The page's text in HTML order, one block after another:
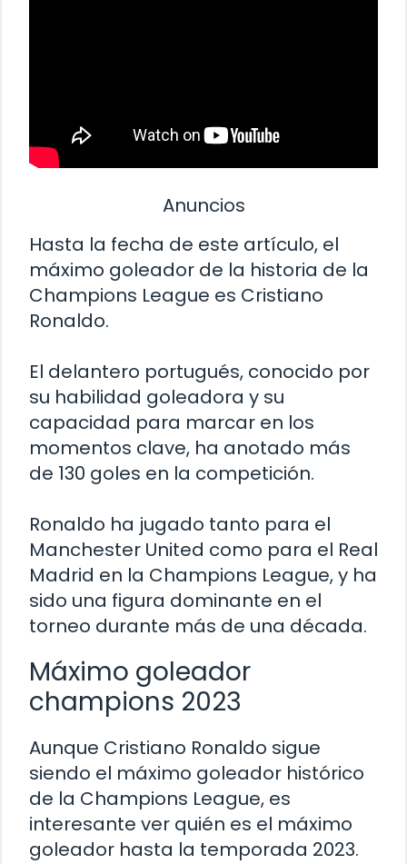
Anuncios
Hasta la fecha de este artículo, el
máximo goleador de la historia de la
Champions League es Cristiano
Ronaldo.
El delantero portugués, conocido por
su habilidad goleadora y su
capacidad para marcar en los
momentos clave, ha anotado más
de 130 goles en la competición.
Ronaldo ha jugado tanto para el
Manchester United como para el Real
Madrid en la Champions League, y ha
sido una figura dominante en el
torneo durante más de una década.
Máximo goleador
champions 2023
Aunque Cristiano Ronaldo sigue
siendo el máximo goleador histórico
de la Champions League, es
interesante ver quién es el máximo
goleador hasta la temporada 2023.